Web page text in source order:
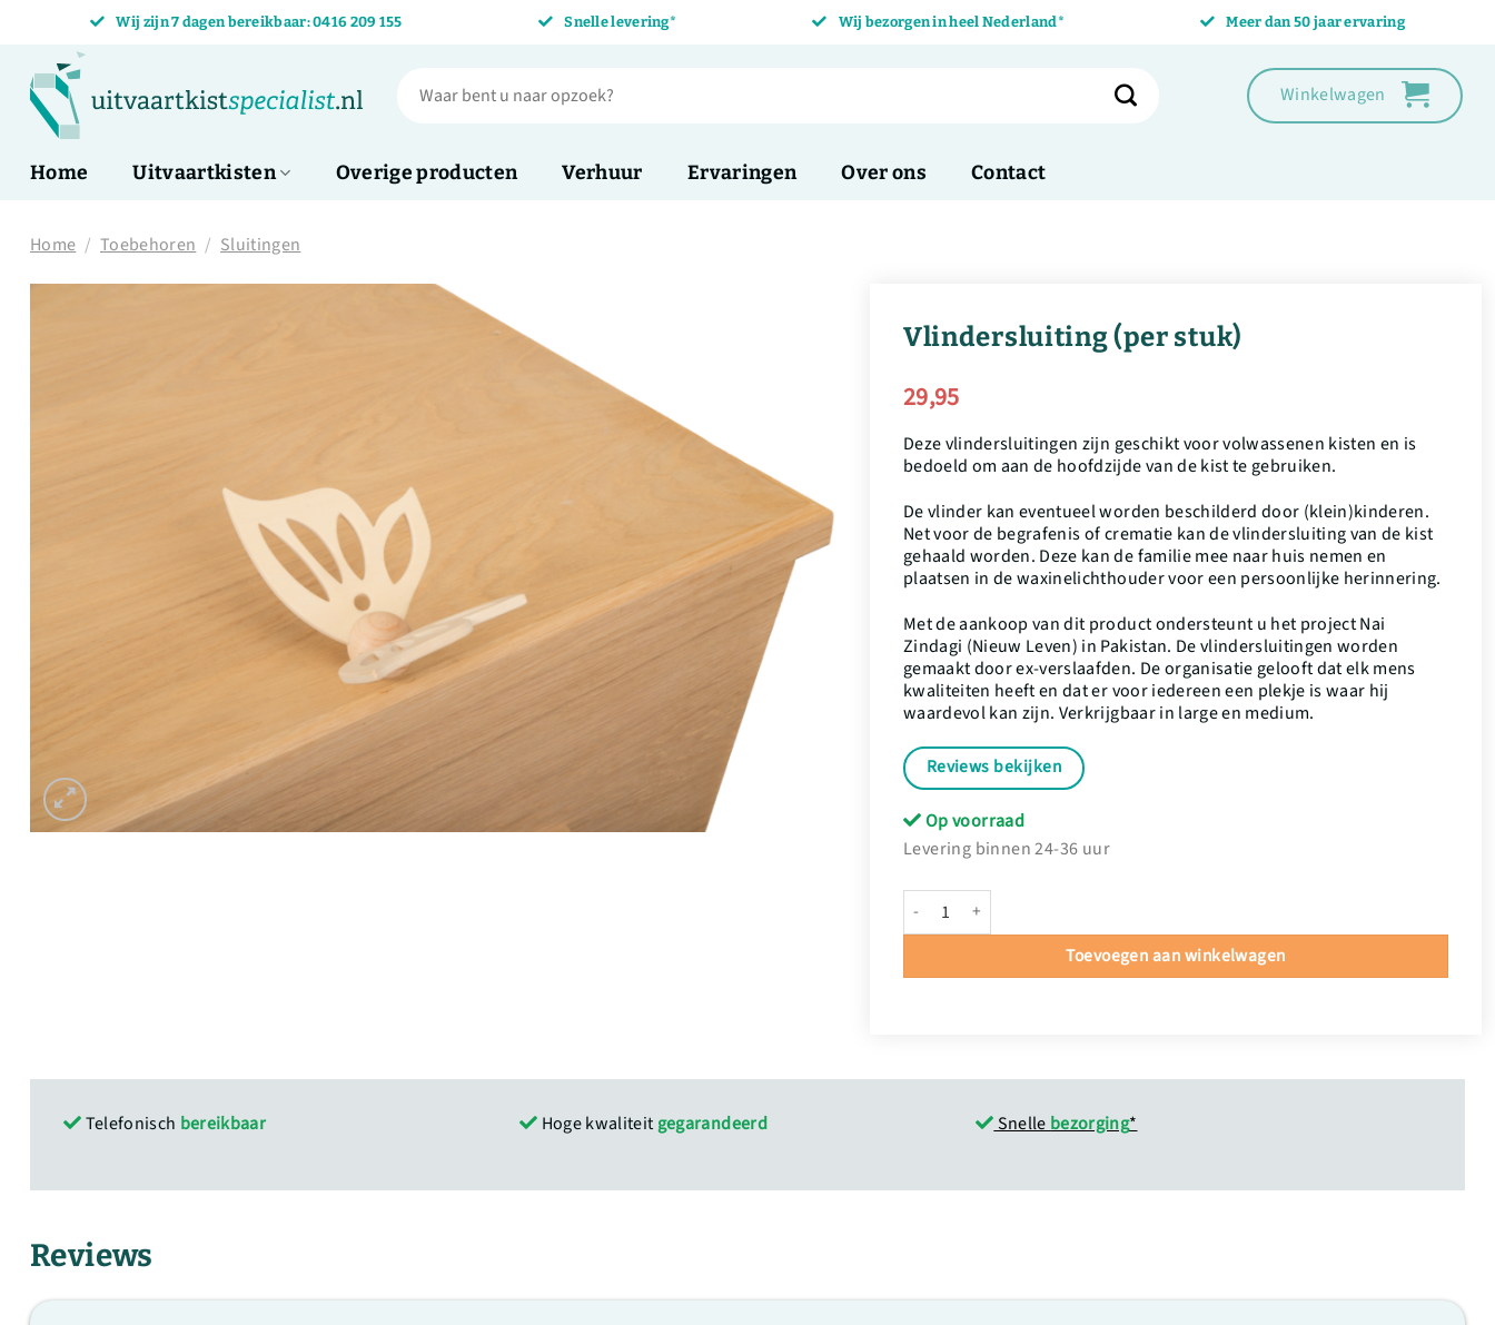
Wij zijn 7 dagen bereikbaar: 0416 209 155 Snelle levering* Wij bezorgen in heel Nederland* Meer dan 50 jaar ervaring
naar:
Winkelwagen
Home Uitvaartkisten Overige producten Verhuur Ervaringen Over ons Contact
Home / Toebehoren / Sluitingen
Vlindersluiting (per stuk)
29,95
Deze vlindersluitingen zijn geschikt voor volwassenen kisten en is
bedoeld om aan de hoofdzijde van de kist te gebruiken.
De vlinder kan eventueel worden beschilderd door (klein)kinderen.
Net voor de begrafenis of crematie kan de vlindersluiting van de kist
gehaald worden. Deze kan de familie mee naar huis nemen en
plaatsen in de waxinelichthouder voor een persoonlijke herinnering.
Met de aankoop van dit product ondersteunt u het project Nai
Zindagi (Nieuw Leven) in Pakistan. De vlindersluitingen worden
gemaakt door ex-verslaafden. De organisatie gelooft dat elk mens
kwaliteiten heeft en dat er voor iedereen een plekje is waar hij
waardevol kan zijn. Verkrijgbaar in large en medium.
Reviews bekijken
Op voorraad
Levering binnen 24-36 uur
Vlindersluiting (per stuk) hoeveelheid
Toevoegen aan winkelwagen
Telefonisch bereikbaar Hoge kwaliteitgegarandeerd Snelle bezorging*
Reviews